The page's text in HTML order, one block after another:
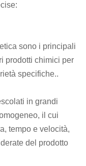
sono i principali
prodotti chimici per
specifiche..
in grandi
il cui
tempo e velocità,
del prodotto